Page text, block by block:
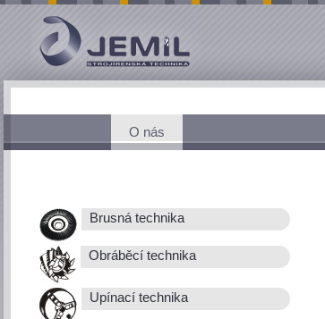
O nás
Brusná technika
Obráběcí technika
Upínací technika